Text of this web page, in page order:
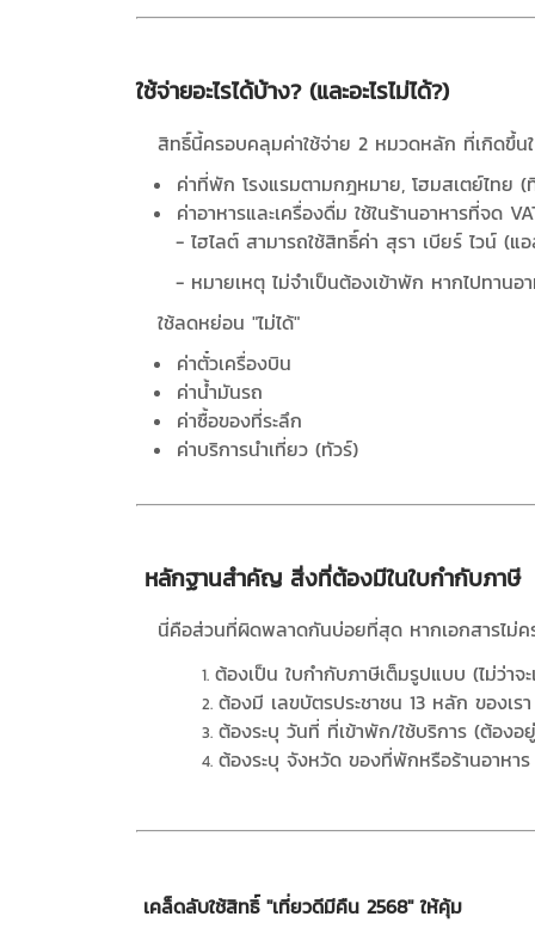
ใช้จ่ายอะไรได้บ้าง? (และอะไรไม่ได้?)
สิทธิ์นี้ครอบคลุมค่าใช้จ่าย 2 หมวดหลัก ที่เกิดขึ้นใ
ค่าที่พัก โรงแรมตามกฎหมาย, โฮมสเตย์ไทย
ค่าอาหารและเครื่องดื่ม ใช้ในร้านอาหารที่จด
- ไฮไลต์ สามารถใช้สิทธิ์ค่า สุรา เบียร์ ไวน์ (
- หมายเหตุ ไม่จำเป็นต้องเข้าพัก หากไปทานอ
ใช้ลดหย่อน "ไม่ได้"
ค่าตั๋วเครื่องบิน
ค่าน้ำมันรถ
ค่าซื้อของที่ระลึก
ค่าบริการนำเที่ยว (ทัวร์)
หลักฐานสำคัญ สิ่งที่ต้องมีในใบกำกับภาษี
นี่คือส่วนที่ผิดพลาดกันบ่อยที่สุด หากเอกสารไม่
ต้องเป็น ใบกำกับภาษีเต็มรูปแบบ (ไม่ว่าจ
ต้องมี เลขบัตรประชาชน 13 หลัก ของเร
ต้องระบุ วันที่ ที่เข้าพัก/ใช้บริการ (ต้องอ
ต้องระบุ จังหวัด ของที่พักหรือร้านอาหาร
เคล็ดลับใช้สิทธิ์ "เที่ยวดีมีคืน 2568" ให้คุ้ม